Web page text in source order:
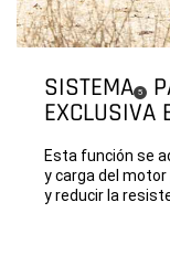
SISTEMA (5)
EXCLUSIVA
Esta función se
y carga del
y reducir la